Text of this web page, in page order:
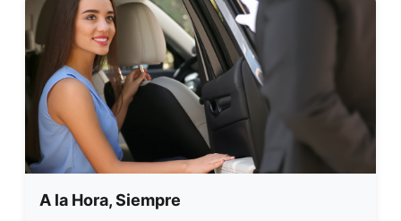
A la Hora, Siempre